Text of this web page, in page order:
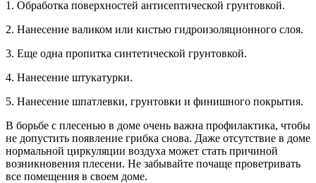
1. Обработка поверхностей антисептической грунтовкой.
2. Нанесение валиком или кистью гидроизоляционного слоя.
3. Еще одна пропитка синтетической грунтовкой.
4. Нанесение штукатурки.
5. Нанесение шпатлевки, грунтовки и финишного покрытия.
В борьбе с плесенью в доме очень важна профилактика, чтобы
не допустить появление грибка снова. Даже отсутствие в доме
нормальной циркуляции воздуха может стать причиной
возникновения плесени. Не забывайте почаще проветривать
все помещения в своем доме.